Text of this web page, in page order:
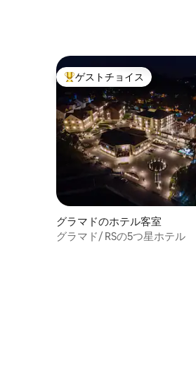
大好評のゲストチョイスです。
ゲストチョイス
グラマドのホテル客室
グラマド/ RSの5つ星ホテル